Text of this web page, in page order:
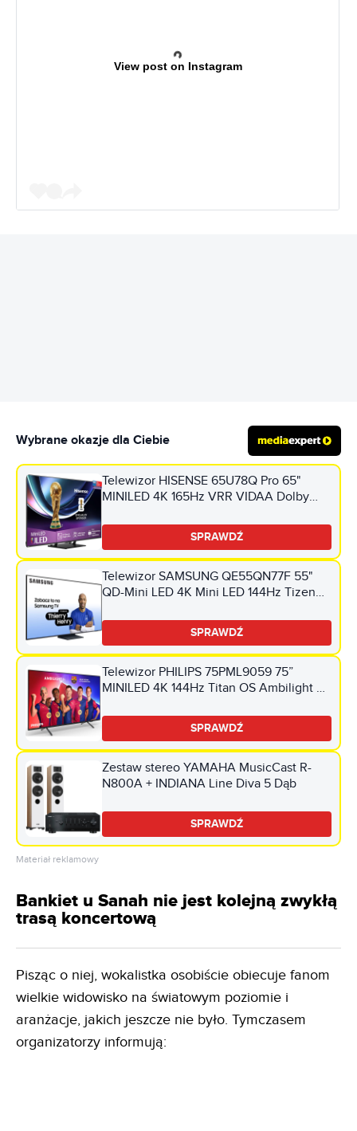
View post on Instagram
Wybrane okazje dla Ciebie
Telewizor HISENSE 65U78Q Pro 65"
MINILED 4K 165Hz VRR VIDAA Dolby
SPRAWDŹ
Telewizor SAMSUNG QE55QN77F 55"
QD-Mini LED 4K Mini LED 144Hz Tizen
SPRAWDŹ
Telewizor PHILIPS 75PML9059 75”
MINILED 4K 144Hz Titan OS Ambilight 3
SPRAWDŹ
Zestaw stereo YAMAHA MusicCast R-
N800A + INDIANA Line Diva 5 Dąb
SPRAWDŹ
Materiał reklamowy
Bankiet u Sanah nie jest kolejną zwykłą
trasą koncertową
Pisząc o niej, wokalistka osobiście obiecuje fanom
wielkie widowisko na światowym poziomie i
aranżacje, jakich jeszcze nie było. Tymczasem
organizatorzy informują: